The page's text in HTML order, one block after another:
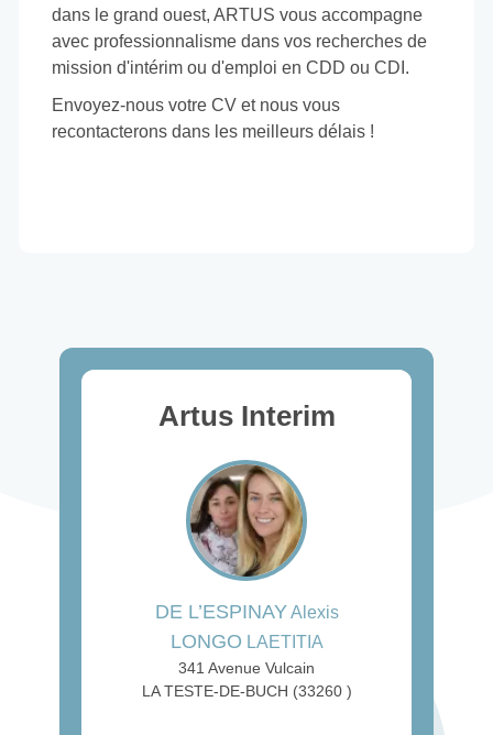
dans le grand ouest, ARTUS vous accompagne
avec professionnalisme dans vos recherches de
mission d'intérim ou d'emploi en CDD ou CDI.
Envoyez-nous votre CV et nous vous
recontacterons dans les meilleurs délais !
Artus Interim
DE L’ESPINAYAlexis
LONGO LAETITIA
341 Avenue Vulcain
LA TESTE-DE-BUCH (33260 )